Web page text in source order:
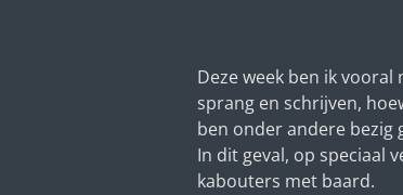
Deze week ben ik
sprang en schrijven,
ben onder andere bezig
In dit geval, op speciaal
kabouters met baard.